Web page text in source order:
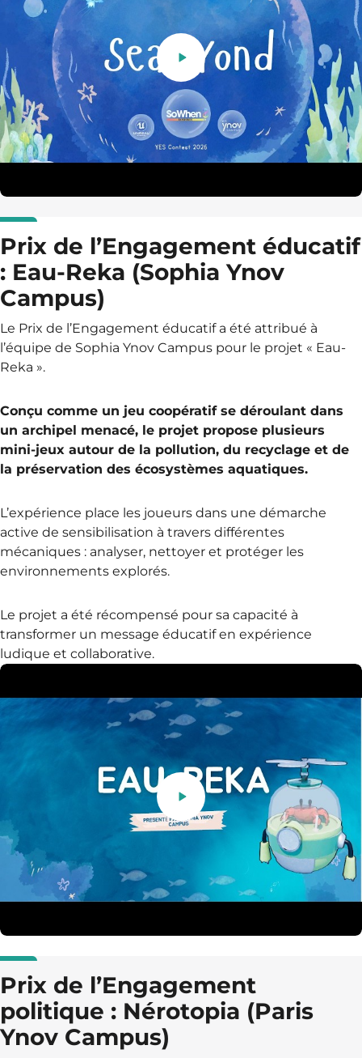
Prix de l’Engagement éducatif
: Eau-Reka (Sophia Ynov
Campus)
Le Prix de l’Engagement éducatif a été attribué à
l’équipe de Sophia Ynov Campus pour le projet « Eau-
Reka ».
Conçu comme un jeu coopératif se déroulant dans
un archipel menacé, le projet propose plusieurs
mini-jeux autour de la pollution, du recyclage et de
la préservation des écosystèmes aquatiques.
L’expérience place les joueurs dans une démarche
active de sensibilisation à travers différentes
mécaniques : analyser, nettoyer et protéger les
environnements explorés.
Le projet a été récompensé pour sa capacité à
transformer un message éducatif en expérience
ludique et collaborative.
Prix de l’Engagement
politique : Nérotopia (Paris
Ynov Campus)